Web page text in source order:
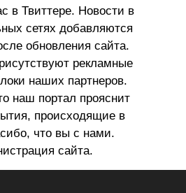
в Твиттере. Новости в
сетях добавляются
обновления сайта.
рекламные
наших партнеров.
наш портал прояснит
происходящие в
что вы с нами.
сайта.